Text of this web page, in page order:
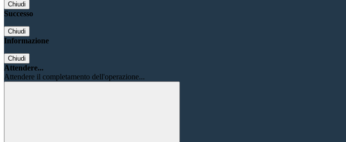
Chiudi
Successo
Chiudi
Informazione
Chiudi
Attendere...
Attendere il completamento dell'operazione...